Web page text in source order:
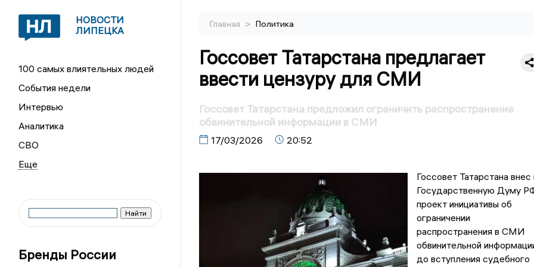
НОВОСТИ
ЛИПЕЦКА
100 самых влиятельных людей
События недели
Интервью
Аналитика
СВО
Бренды России
Главная > Политика
Госсовет Татарстана предлагает
ввести цензуру для СМИ
Госсовет Татарстана предложил ограничить распространение
обвинительной информации в СМИ
17/03/2026 20:52
Госсовет Татарстана внес
Государственную Думу
проект инициативы об
ограничении
распространения в СМИ
обвинительной
до вступления судебного